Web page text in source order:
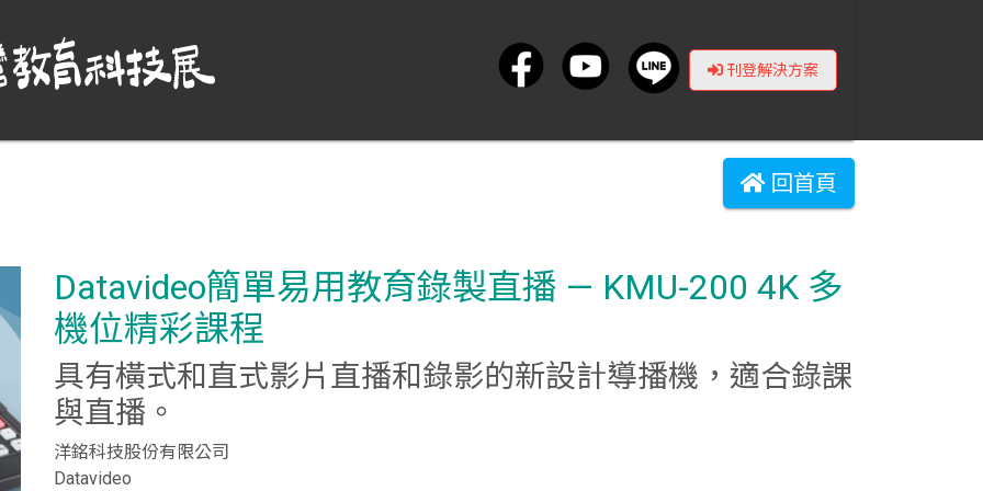
刊登解決方案
回首頁
Datavideo簡單易用教育錄製直播 — KMU-200 4K 多
機位精彩課程
具有橫式和直式影片直播和錄影的新設計導播機，適合錄課
與直播。
洋銘科技股份有限公司
Datavideo